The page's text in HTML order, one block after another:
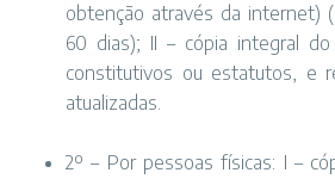
obtenção através da internet)
60 dias); II – cópia integral
constitutivos ou estatutos, e
atualizadas.
2º – Por pessoas físicas: I –